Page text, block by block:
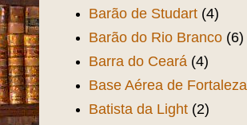
Barão de Studart (4)
Barão do Rio Branco (6)
Barra do Ceará (4)
Base Aérea de Fortaleza
Batista da Light (2)